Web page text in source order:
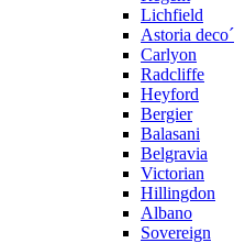
Lichfield
Astoria deco´
Carlyon
Radcliffe
Heyford
Bergier
Balasani
Belgravia
Victorian
Hillingdon
Albano
Sovereign